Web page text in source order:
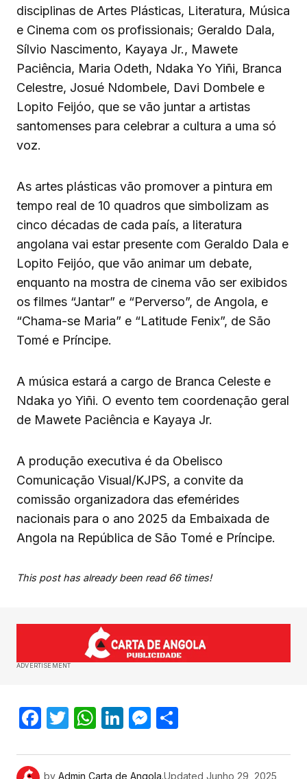
disciplinas de Artes Plásticas, Literatura, Música
e Cinema com os profissionais; Geraldo Dala,
Sílvio Nascimento, Kayaya Jr., Mawete
Paciência, Maria Odeth, Ndaka Yo Yiñi, Branca
Celestre, Josué Ndombele, Davi Dombele e
Lopito Feijóo, que se vão juntar a artistas
santomenses para celebrar a cultura a uma só
voz.
As artes plásticas vão promover a pintura em
tempo real de 10 quadros que simbolizam as
cinco décadas de cada país, a literatura
angolana vai estar presente com Geraldo Dala e
Lopito Feijóo, que vão animar um debate,
enquanto na mostra de cinema vão ser exibidos
os filmes “Jantar” e “Perverso”, de Angola, e
“Chama-se Maria” e “Latitude Fenix”, de São
Tomé e Príncipe.
A música estará a cargo de Branca Celeste e
Ndaka yo Yiñi. O evento tem coordenação geral
de Mawete Paciência e Kayaya Jr.
A produção executiva é da Obelisco
Comunicação Visual/KJPS, a convite da
comissão organizadora das efemérides
nacionais para o ano 2025 da Embaixada de
Angola na República de São Tomé e Príncipe.
This post has already been read 66 times!
ADVERTISEMENT
Facebook
Twitter
WhatsApp
LinkedIn
Messenger
by Admin Carta de Angola.Updated Junho 29, 2025